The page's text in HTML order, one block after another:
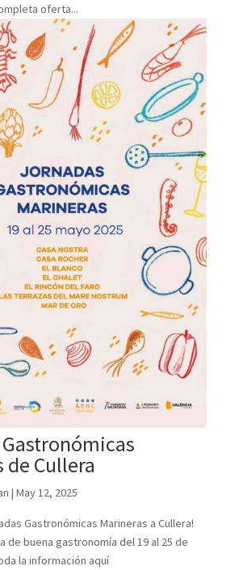
oferta...
de Cullera
| May 12, 2025
Gastronómicas Marineras a Cullera!
de buena gastronomía del 19 al 25 de
la información aquí